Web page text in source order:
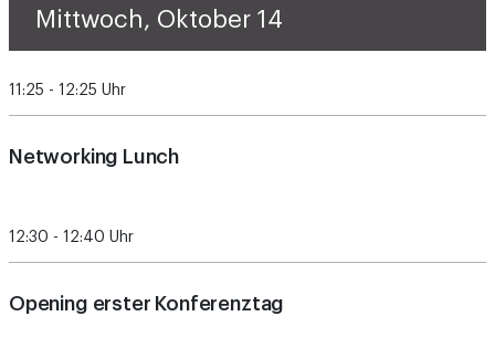
Mittwoch, Oktober 14
11:25 - 12:25 Uhr
Networking Lunch
12:30 - 12:40 Uhr
Opening erster Konferenztag